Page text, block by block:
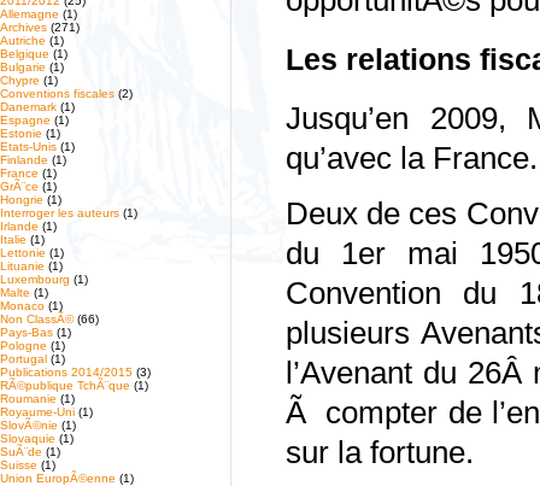
Allemagne (1)
Archives (271)
Autriche (1)
Belgique (1)
Bulgarie (1)
Chypre (1)
Conventions fiscales (2)
Danemark (1)
Espagne (1)
Estonie (1)
Etats-Unis (1)
Finlande (1)
France (1)
GrÃ¨ce (1)
Hongrie (1)
Interroger les auteurs (1)
Irlande (1)
Italie (1)
Lettonie (1)
Lituanie (1)
Luxembourg (1)
Malte (1)
Monaco (1)
Non ClassÃ©(66)
Pays-Bas (1)
Pologne (1)
Portugal (1)
Publications 2014/2015 (3)
RÃ©publique TchÃ¨que (1)
Roumanie (1)
Royaume-Uni (1)
SlovÃ©nie (1)
Slovaquie (1)
SuÃ¨de (1)
Suisse (1)
Union EuropÃ©enne (1)
Les relations
Jusqu’en 2009,
qu’avec la France.
Deux de ces
du 1er mai
Convention du
plusieurs
l’Avenant du
Ã compter de
sur la fortune.